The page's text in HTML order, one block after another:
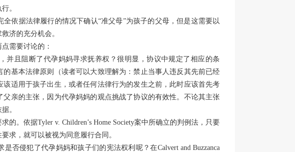
。
依据法律履行的情况下确认“准父母”为孩子的父母，但是这需要以
济的充分机会。
需要讨论的：
并且阻断了代孕妈妈寻求抚养权？很明显，协议中规定了相应的条
基本法律原则（读者可以大致理解为：禁止当事人违反其先前已经
适用于孩子出生，或者任何法律行为的发生之前，此时应该首先考
亲的主张，因为代孕妈妈的观点挑战了协议的有效性。不论其主张
。
的。依据Tyler v. Children’s Home Society案中所确立的判例法，只要
求，就可以被视为同意履行合同。
否侵犯了代孕妈妈和孩子们的宪法权利呢？在Calvert and Buzzanca